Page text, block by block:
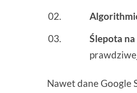
Ślepota
Nawet dane Google